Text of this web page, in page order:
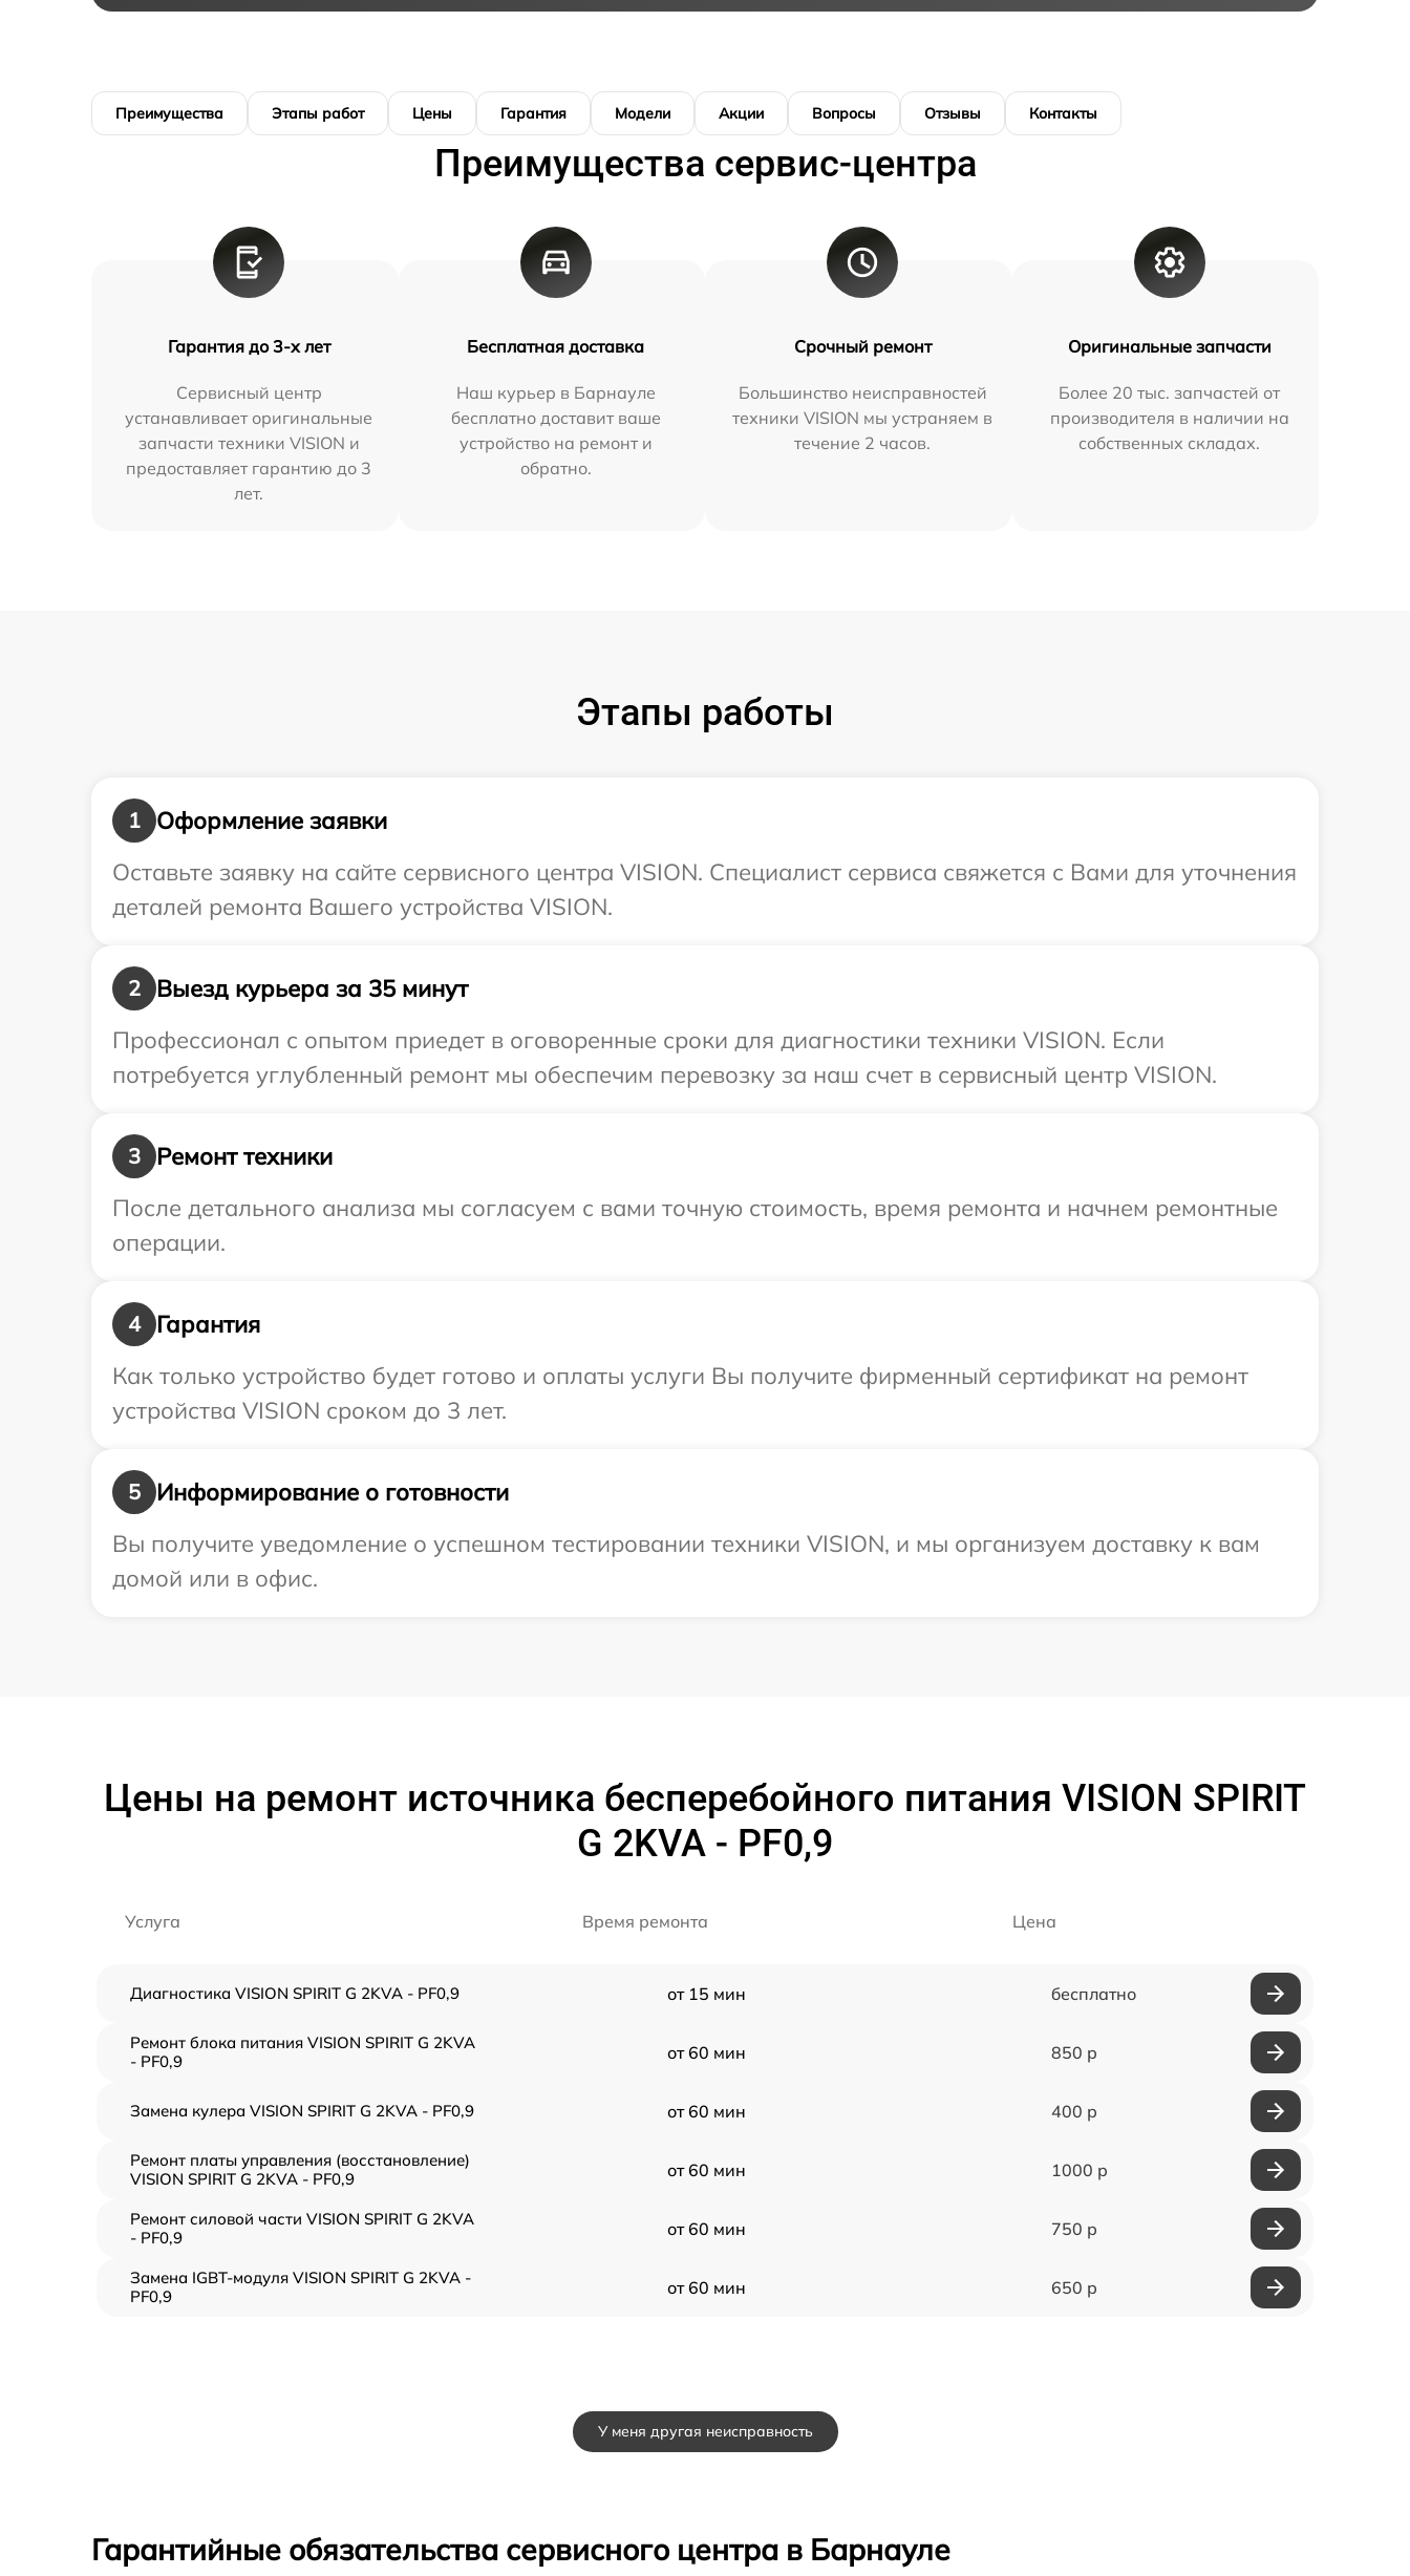
Преимущества Этапы работ Цены Гарантия Модели Акции Вопросы Отзывы Контакты
Преимущества сервис-центра
Гарантия до 3-х лет
Сервисный центр
устанавливает оригинальные
запчасти техники VISION и
предоставляет гарантию до 3
лет.
Бесплатная доставка
Наш курьер в Барнауле
бесплатно доставит ваше
устройство на ремонт и
обратно.
Срочный ремонт
Большинство неисправностей
техники VISION мы устраняем в
течение 2 часов.
Оригинальные запчасти
Более 20 тыс. запчастей от
производителя в наличии на
собственных складах.
Этапы работы
1
Оформление заявки
Оставьте заявку на сайте сервисного центра VISION. Специалист сервиса свяжется с Вами для уточнения
деталей ремонта Вашего устройства VISION.
2
Выезд курьера за 35 минут
Профессионал с опытом приедет в оговоренные сроки для диагностики техники VISION. Если
потребуется углубленный ремонт мы обеспечим перевозку за наш счет в сервисный центр VISION.
3
Ремонт техники
После детального анализа мы согласуем с вами точную стоимость, время ремонта и начнем ремонтные
операции.
4
Гарантия
Как только устройство будет готово и оплаты услуги Вы получите фирменный сертификат на ремонт
устройства VISION сроком до 3 лет.
5
Информирование о готовности
Вы получите уведомление о успешном тестировании техники VISION, и мы организуем доставку к вам
домой или в офис.
Цены на ремонт источника бесперебойного питания VISION SPIRIT
G 2KVA - PF0,9
Услуга Время ремонта Цена
Диагностика VISION SPIRIT G 2KVA - PF0,9 от 15 мин бесплатно
Ремонт блока питания VISION SPIRIT G 2KVA
- PF0,9
от 60 мин 850 р
Замена кулера VISION SPIRIT G 2KVA - PF0,9 от 60 мин 400 р
Ремонт платы управления (восстановление)
VISION SPIRIT G 2KVA - PF0,9
от 60 мин 1000 р
Ремонт силовой части VISION SPIRIT G 2KVA
- PF0,9
от 60 мин 750 р
Замена IGBT-модуля VISION SPIRIT G 2KVA -
PF0,9
от 60 мин 650 р
У меня другая неисправность
Гарантийные обязательства сервисного центра в Барнауле